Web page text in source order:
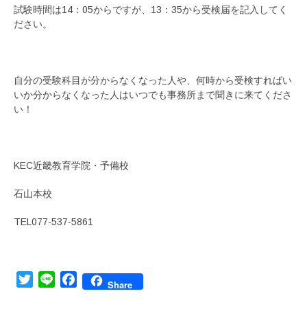
試験時間は14：05からですが、13：35から受検届を記入してく
ださい。
自分の受験科目が分からなくなった人や、何時から受検すればい
いか分からなくなった人はいつでも事務所まで聞きに来てくださ
い！
KEC近畿教育学院・予備校
石山本校
TEL077-537-5861
TwitterLine FacebookShare